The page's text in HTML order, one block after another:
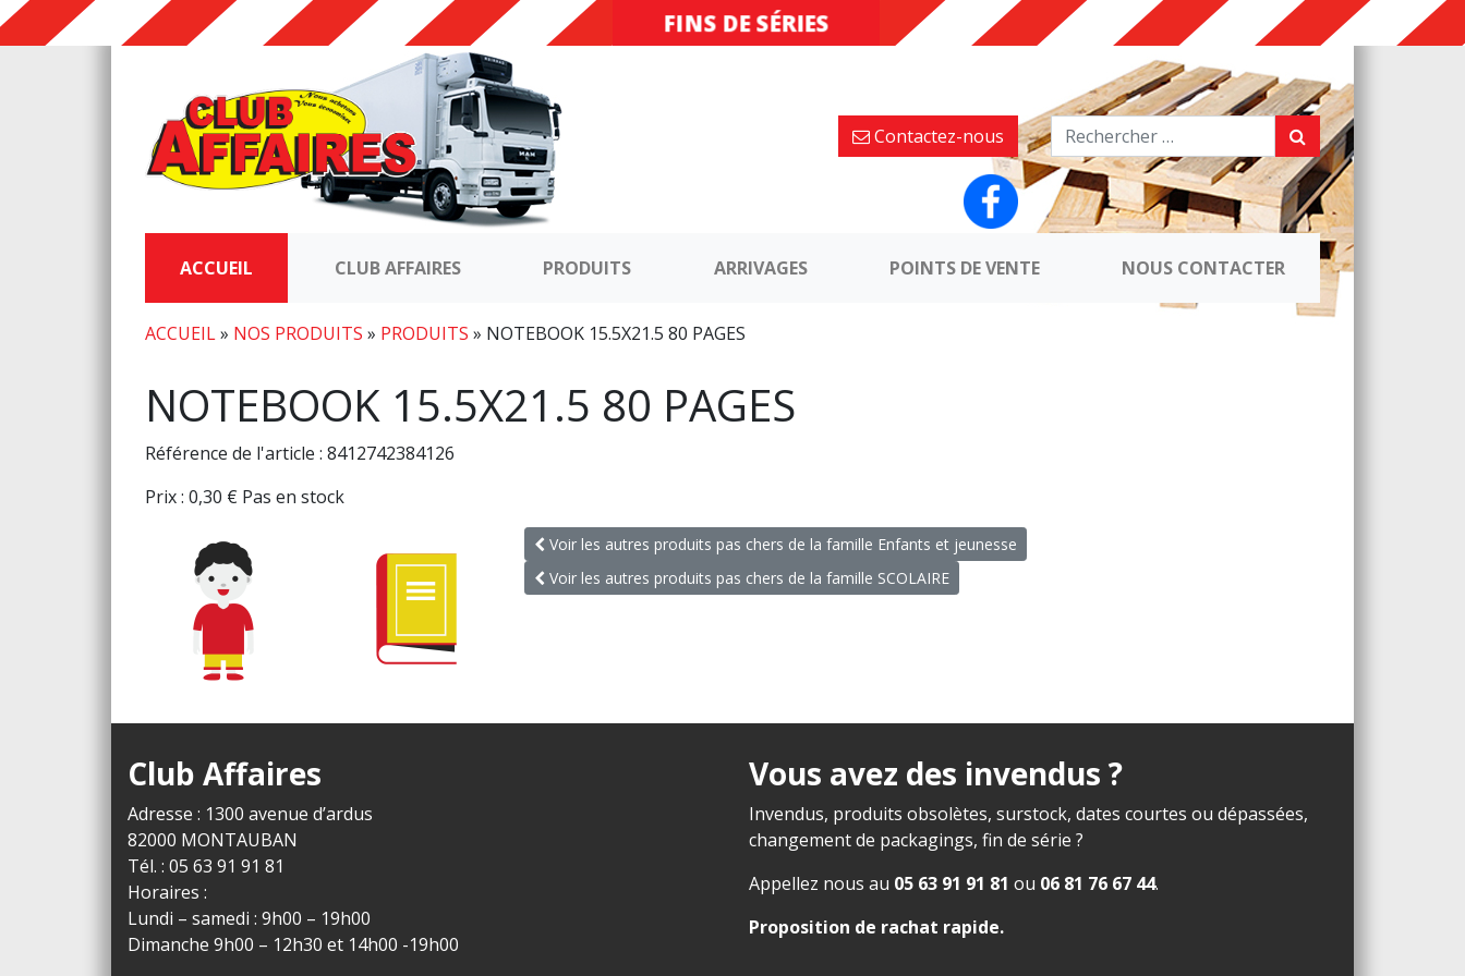
DESTOCKAGE
FINS DE SÉRIES
Contactez-nous
ACCUEIL CLUB AFFAIRES PRODUITS ARRIVAGES POINTS DE VENTE NOUS CONTACTER
ACCUEIL» NOS PRODUITS » PRODUITS » NOTEBOOK 15.5X21.5 80 PAGES
NOTEBOOK 15.5X21.5 80 PAGES
Référence de l'article : 8412742384126
Prix : 0,30 € Pas en stock
Voir les autres produits pas chers de la famille Enfants et jeunesse
Voir les autres produits pas chers de la famille SCOLAIRE
Club Affaires
Adresse : 1300 avenue d’ardus
82000 MONTAUBAN
Tél. : 05 63 91 91 81
Horaires :
Lundi – samedi : 9h00 – 19h00
Dimanche 9h00 – 12h30 et 14h00 -19h00
Vous avez des invendus ?
Invendus, produits obsolètes, surstock, dates courtes ou dépassées,
changement de packagings, fin de série ?
Appellez nous au 05 63 91 91 81 ou 06 81 76 67 44.
Proposition de rachat rapide.